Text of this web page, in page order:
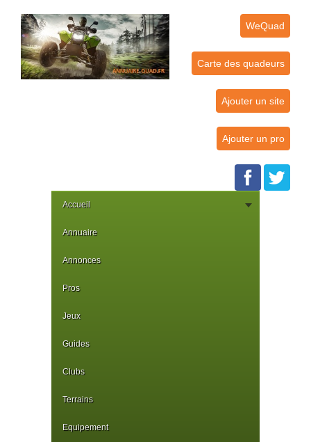
WeQuad
Carte des quadeurs
Ajouter un site
Ajouter un pro
Accueil
Annuaire
Annonces
Pros
Jeux
Guides
Clubs
Terrains
Equipement